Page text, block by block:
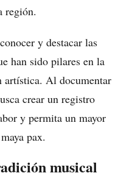
región.
y destacar las
han sido pilares en la
artística. Al documentar
crear un registro
y permita un mayor
pax.
musical